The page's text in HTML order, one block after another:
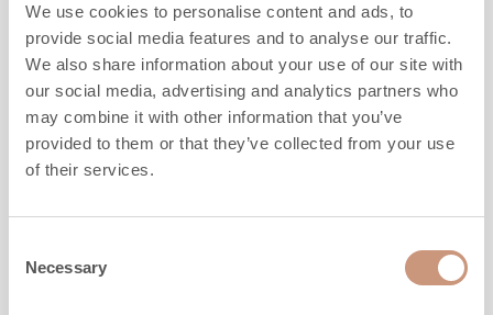
We use cookies to personalise content and ads, to
provide social media features and to analyse our traffic.
We also share information about your use of our site with
our social media, advertising and analytics partners who
may combine it with other information that you’ve
provided to them or that they’ve collected from your use
of their services.
Selection
Necessary
Höjd 1845-2145
Bredd
780mm
Djup
550 mm
Vikt
1270-1460kg
Uppvärmningsyta